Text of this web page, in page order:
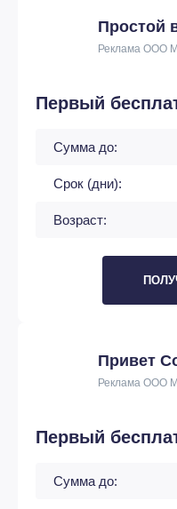
Простой
Реклама ООО
Первый
Сумма до:
Срок (дни):
Возраст:
Привет
Реклама ООО
Первый
Сумма до: